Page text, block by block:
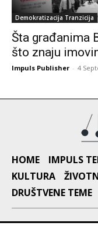
Demokratizacija Tranzicija
Šta građanima
što znaju
Impuls Publisher - 4
HOME IMPULS
KULTURA
DRUŠTVENE TEME